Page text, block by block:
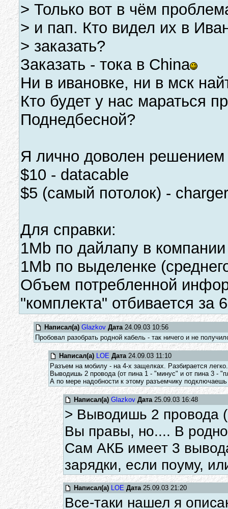
> Только вот в чём
> и пап. Кто видел их в
> заказать?
Заказать - тока в China
Ни в ивановке, ни в мск
Кто будет у нас мараться
Поднедбесной?
Я лично доволен
$10 - datacable
$5 (самый потолок) - charger
Для справки:
1Mb по дайлапу в
1Mb по выделенке
Объем потребленной
"комплекта" отбивается за
Написал(а) Glazkov Дата24.09.03 10:56
Пробовал разобрать родной кабель - так ничего и не
Написал(а) LOE Дата24.09.03 11:10
Разъем на мобилу - на 4-х защелках. Разбирается легко.
Выводишь 2 провода (от пина 1 - "минус" и от пина 3 -
А по мере надобности к этому разъемчику подключаешь
Написал(а) Glazkov Дата25.09.03 16:48
> Выводишь 2 провода
Вы правы, но.... В
Сам АКБ имеет 3
зарядки, если поуму,
Написал(а) LOE Дата25.09.03 21:20
Все-таки нашел я